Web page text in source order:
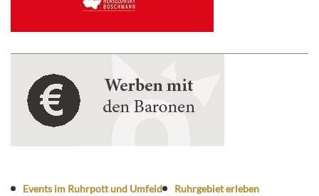
Events im Ruhrpott und Umfeld
Ruhrgebiet erleben